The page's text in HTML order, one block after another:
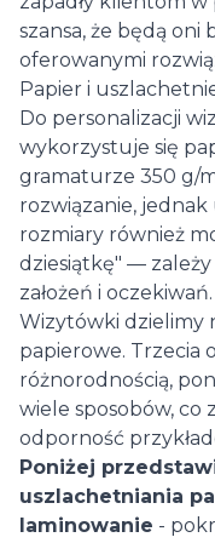
szansa, że będą oni
oferowanymi
Papier i
Do personalizacji
wykorzystuje się
gramaturze 350 g/
rozwiązanie, jednak
rozmiary również
dziesiątkę" —
założeń i oczekiwań.
Wizytówki dzielimy
papierowe. Trzecia
różnorodnością,
wiele sposobów, co
odporność
Poniżej
uszlachetniania
laminowanie -